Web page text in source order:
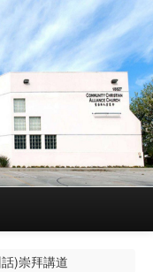
)崇拜講道